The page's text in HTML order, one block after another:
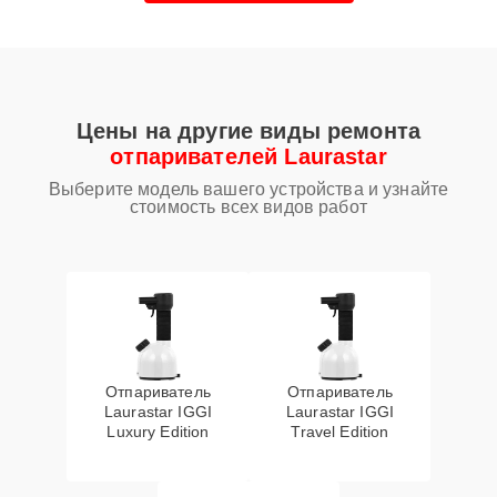
Цены на другие виды ремонта
отпаривателей Laurastar
Выберите модель вашего устройства и узнайте
стоимость всех видов работ
Отпариватель
Laurastar IGGI
Luxury Edition
Отпариватель
Laurastar IGGI
Travel Edition